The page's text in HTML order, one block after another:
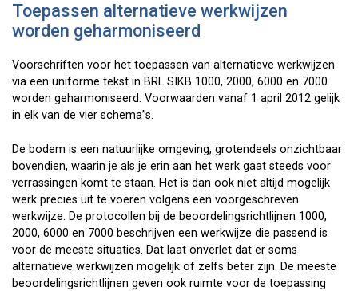
Toepassen alternatieve werkwijzen
worden geharmoniseerd
Voorschriften voor het toepassen van alternatieve werkwijzen
via een uniforme tekst in BRL SIKB 1000, 2000, 6000 en 7000
worden geharmoniseerd. Voorwaarden vanaf 1 april 2012 gelijk
in elk van de vier schema”s.
De bodem is een natuurlijke omgeving, grotendeels onzichtbaar
bovendien, waarin je als je erin aan het werk gaat steeds voor
verrassingen komt te staan. Het is dan ook niet altijd mogelijk
werk precies uit te voeren volgens een voorgeschreven
werkwijze. De protocollen bij de beoordelingsrichtlijnen 1000,
2000, 6000 en 7000 beschrijven een werkwijze die passend is
voor de meeste situaties. Dat laat onverlet dat er soms
alternatieve werkwijzen mogelijk of zelfs beter zijn. De meeste
beoordelingsrichtlijnen geven ook ruimte voor de toepassing